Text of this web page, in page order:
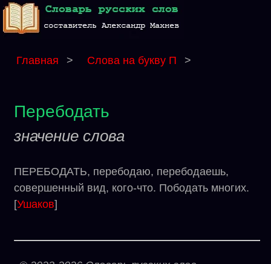
Главная > Слова на букву П >
Перебодать
значение слова
ПЕРЕБОДАТЬ, перебодаю, перебодаешь,
совершенный вид, кого-что. Пободать многих.
[Ушаков]